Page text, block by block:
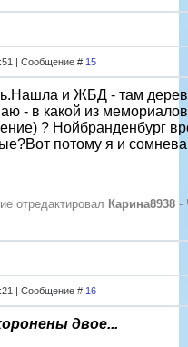
| Сообщение # 15
и ЖБД - там
- в какой из
? Нойбранденбург
потому я и
отредактировал Карина8938 -
| Сообщение # 16
двое...